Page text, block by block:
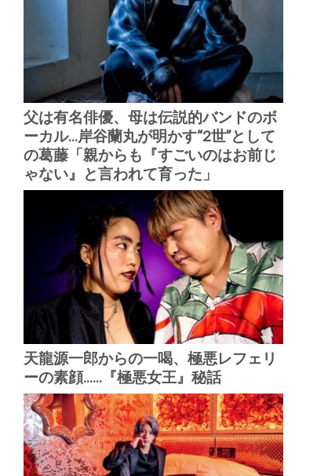
父は有名俳優、母は伝説的バンドのボ
ーカル...岸谷蘭丸が明かす“2世”として
の葛藤「親からも『すごいのはお前じ
ゃない』と言われて育った」
天龍源一郎からの一喝、極悪レフェリ
ーの素顔......『極悪女王』秘話